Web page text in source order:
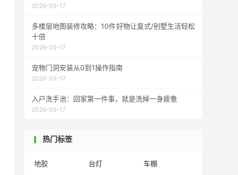
2026-05-17
多楼层地图装修攻略：10件好物让复式/别墅生活轻松
十倍
2026-05-17
宠物门洞安装从0到1操作指南
2026-05-17
入户洗手池：回家第一件事，就是洗掉一身疲惫
2026-05-17
热门标签
地胶 台灯
车棚